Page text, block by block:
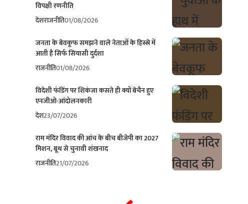
विपक्षी रणनीति
देशराजनीति01/08/2026
जनता के बेवकूफ समझने वाले नेताओं के हिस्से में
आती है सिर्फ सियासी दुर्दशा
राजनीति01/08/2026
विदेशी फंडिंग पर शिकंजा कसते ही क्यों बेचैन हुए
एनजीओ-आंदोलनकारी
देश23/07/2026
राम मंदिर विवाद की आंच के बीच बीजेपी का 2027
मिशन, बूथ से चुनावी शंखनाद
राजनीति21/07/2026